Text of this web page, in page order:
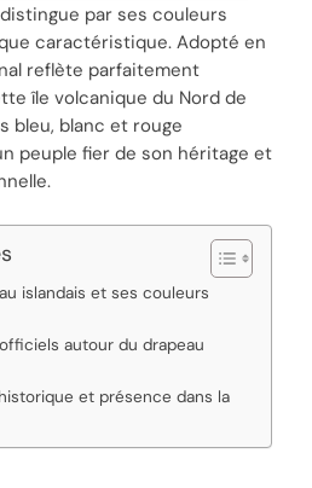
par ses couleurs
caractéristique. Adopté en
reflète parfaitement
île volcanique du Nord de
bleu, blanc et rouge
peuple fier de son héritage et
islandais et ses couleurs
autour du drapeau
et présence dans la